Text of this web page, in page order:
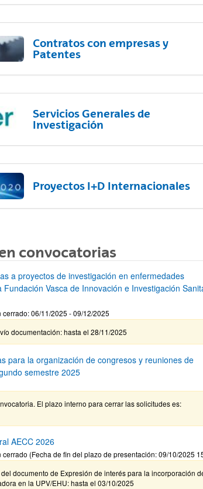
Contratos con empresas y
Patentes
Servicios Generales de
Investigación
Proyectos I+D Internacionales
convocatorias
a proyectos de investigación en enfermedades
Vasca de Innovación e Investigación
06/11/2025 - 09/12/2025
documentación: hasta el 28/11/2025
para la organización de congresos y reuniones de
semestre 2025
El plazo interno para cerrar las solicitudes es:
AECC 2026
(Fecha de fin del plazo de presentación: 09/10/2025
documento de Expresión de interés para la incorporación
en la UPV/EHU: hasta el 03/10/2025